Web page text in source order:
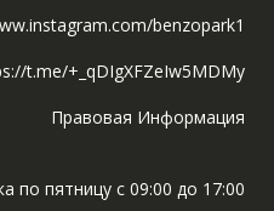
benzopark1
t.me/+_qDIgXFZeIw5MDMy
Правовая Информация
по пятницу с 09:00 до 17:00